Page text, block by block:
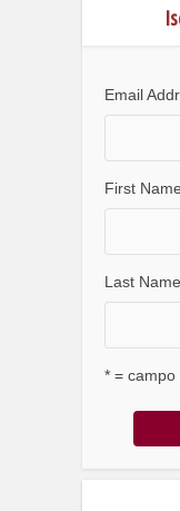
Email
First Name
Last Name
* = campo